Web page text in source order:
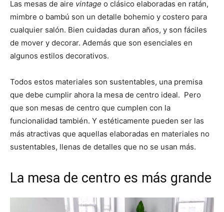
Las mesas de aire vintage o clásico elaboradas en ratán,
mimbre o bambú son un detalle bohemio y costero para
cualquier salón. Bien cuidadas duran años, y son fáciles
de mover y decorar. Además que son esenciales en
algunos estilos decorativos.
Todos estos materiales son sustentables, una premisa
que debe cumplir ahora la mesa de centro ideal. Pero
que son mesas de centro que cumplen con la
funcionalidad también. Y estéticamente pueden ser las
más atractivas que aquellas elaboradas en materiales no
sustentables, llenas de detalles que no se usan más.
La mesa de centro es más grande